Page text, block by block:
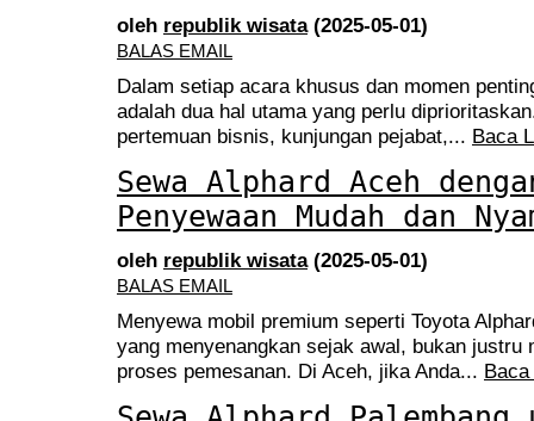
oleh republik wisata(2025-05-01)
BALAS EMAIL
Dalam setiap acara khusus dan momen
adalah dua hal utama yang perlu
pertemuan bisnis, kunjungan pejabat,... Baca
Sewa Alphard Aceh
Penyewaan Mudah dan
oleh republik wisata(2025-05-01)
BALAS EMAIL
Menyewa mobil premium seperti Toyota
yang menyenangkan sejak awal, bukan justru
proses pemesanan. Di Aceh, jika Anda...